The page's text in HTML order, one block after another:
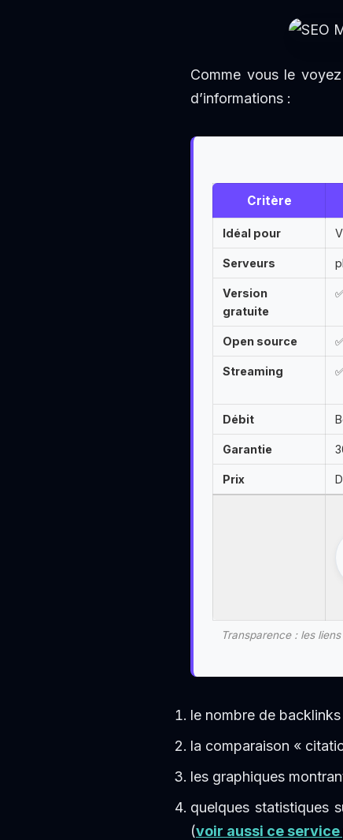
Comme vous le
d’informations :
Critère
Idéal pour
Serveurs
Version
gratuite
Open source
Streaming
Débit
Garantie
Prix
Transparence : les
le nombre de backlinks
la comparaison «
les graphiques
quelques statistiques
(voir aussi ce service